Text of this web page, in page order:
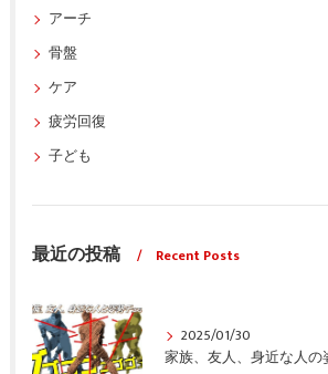
アーチ
骨盤
ケア
疲労回復
子ども
最近の投稿 Recent Posts
2025/01/30